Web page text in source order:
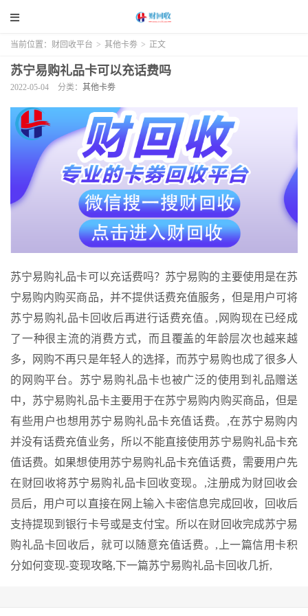
当前位置： 财回收平台 > 其他卡劵 > 正文
苏宁易购礼品卡可以充话费吗
2022-05-04 分类： 其他卡劵
苏宁易购礼品卡可以充话费吗？苏宁易购的主要使用是在苏
宁易购内购买商品，并不提供话费充值服务，但是用户可将
苏宁易购礼品卡回收后再进行话费充值。,网购现在已经成
了一种很主流的消费方式，而且覆盖的年龄层次也越来越
多，网购不再只是年轻人的选择，而苏宁易购也成了很多人
的网购平台。苏宁易购礼品卡也被广泛的使用到礼品赠送
中，苏宁易购礼品卡主要用于在苏宁易购内购买商品，但是
有些用户也想用苏宁易购礼品卡充值话费。,在苏宁易购内
并没有话费充值业务，所以不能直接使用苏宁易购礼品卡充
值话费。如果想使用苏宁易购礼品卡充值话费，需要用户先
在财回收将苏宁易购礼品卡回收变现。,注册成为财回收会
员后，用户可以直接在网上输入卡密信息完成回收，回收后
支持提现到银行卡号或是支付宝。所以在财回收完成苏宁易
购礼品卡回收后，就可以随意充值话费。, 上一篇信用卡积
分如何变现-变现攻略,下一篇苏宁易购礼品卡回收几折,